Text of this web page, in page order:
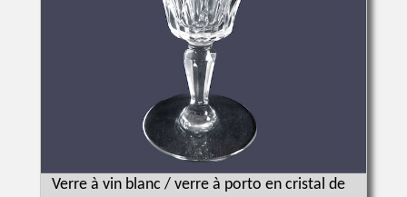
Verre à vin blanc / verre à porto en cristal de